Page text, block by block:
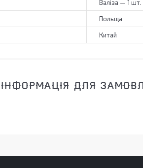
Валіза — 1 шт.
Польща
Китай
ІНФОРМАЦІЯ ДЛЯ